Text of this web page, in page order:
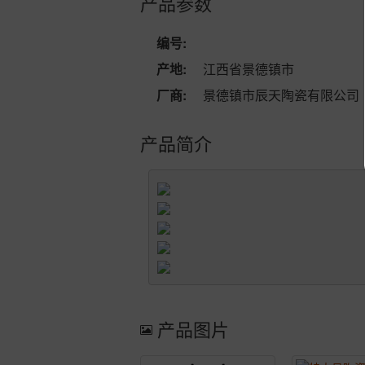
编号:
产地:
江西省景德镇市
厂商:
景德镇市辰天陶瓷有限公司
产品简介
产品图片